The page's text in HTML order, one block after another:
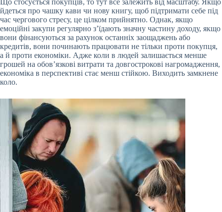
йдеться про чашку кави чи нову книгу, щоб підтримати себе під
час чергового стресу, це цілком прийнятно. Однак, якщо
емоційні закупи регулярно з’їдають значну частину доходу, якщо
вони фінансуються за рахунок останніх заощаджень або
кредитів, вони починають працювати не тільки проти покупця,
а й проти економіки. Адже коли в людей залишається менше
грошей на обов’язкові витрати та довгострокові нагромадження,
економіка в перспективі стає менш стійкою. Виходить замкнене
коло.